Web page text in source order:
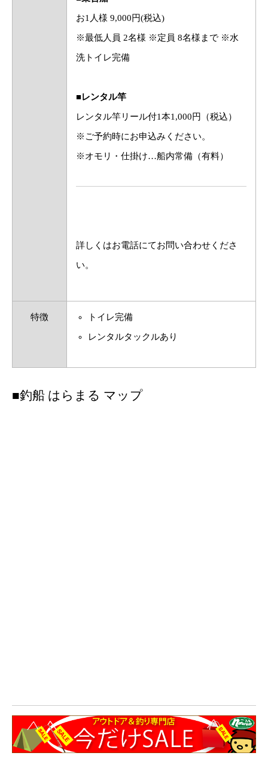
お1人様 9,000円(税込)
※最低人員 2名様 ※定員 8名様まで ※水
洗トイレ完備
■レンタル竿
レンタル竿リール付1本1,000円（税込）
※ご予約時にお申込みください。
※オモリ・仕掛け…船内常備（有料）
詳しくはお電話にてお問い合わせくださ
い。
特徴 トイレ完備
レンタルタックルあり
■釣船 はらまる マップ